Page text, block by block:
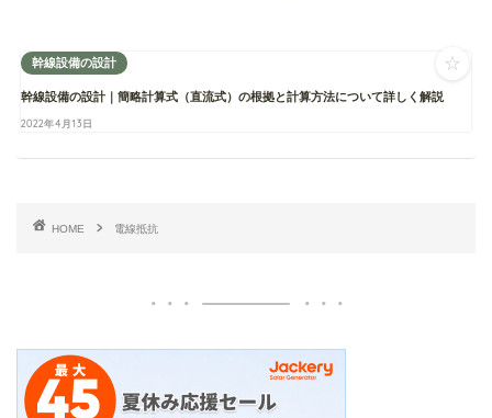
幹線設備の設計
幹線設備の設計｜簡略計算式（直流式）の根拠と計算方法について詳しく解説
2022年4月13日
☆
HOME 電線抵抗